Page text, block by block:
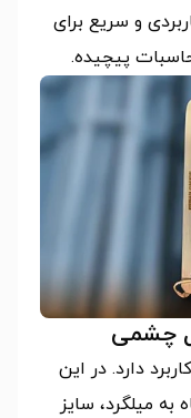
و سریع برای
پیچیده.
چشمی
دارد. در این
میلگرد، سایز